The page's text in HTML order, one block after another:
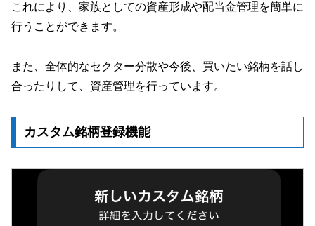
これにより、家族としての資産形成や配当金管理を簡単に
行うことができます。
また、全体的なセクター分散や今後、買いたい銘柄を話し
合ったりして、資産管理を行っています。
カスタム銘柄登録機能